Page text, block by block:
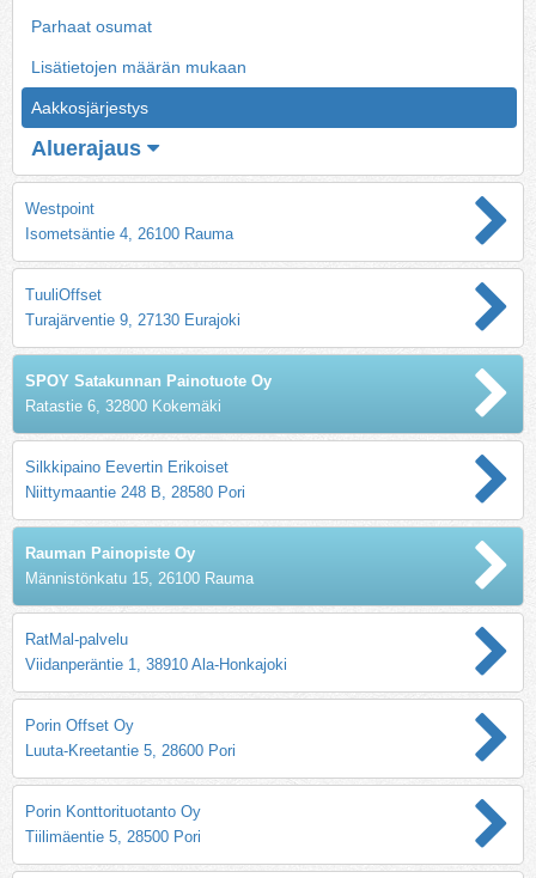
Parhaat osumat
Lisätietojen määrän mukaan
Aakkosjärjestys
Aluerajaus
Westpoint
Isometsäntie 4, 26100 Rauma
TuuliOffset
Turajärventie 9, 27130 Eurajoki
SPOY Satakunnan Painotuote Oy
Ratastie 6, 32800 Kokemäki
Silkkipaino Eevertin Erikoiset
Niittymaantie 248 B, 28580 Pori
Rauman Painopiste Oy
Männistönkatu 15, 26100 Rauma
RatMal-palvelu
Viidanperäntie 1, 38910 Ala-Honkajoki
Porin Offset Oy
Luuta-Kreetantie 5, 28600 Pori
Porin Konttorituotanto Oy
Tiilimäentie 5, 28500 Pori